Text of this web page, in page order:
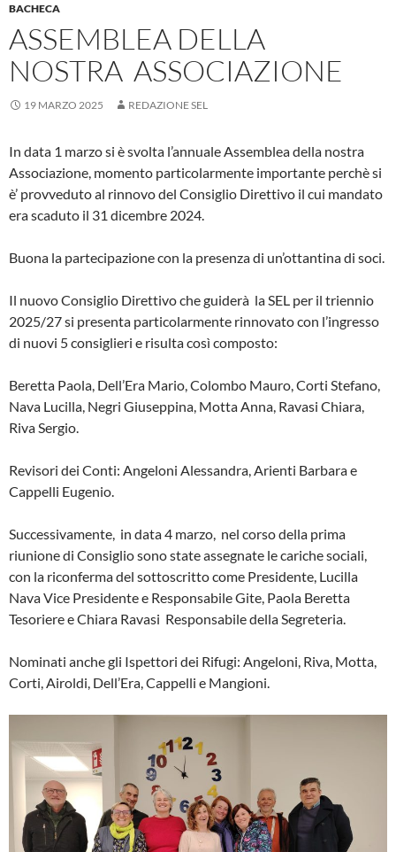
BACHECA
ASSEMBLEA DELLA
NOSTRA ASSOCIAZIONE
19 MARZO 2025 REDAZIONE SEL
In data 1 marzo si è svolta l’annuale Assemblea della nostra
Associazione, momento particolarmente importante perchè si
è’ provveduto al rinnovo del Consiglio Direttivo il cui mandato
era scaduto il 31 dicembre 2024.
Buona la partecipazione con la presenza di un’ottantina di soci.
Il nuovo Consiglio Direttivo che guiderà la SEL per il triennio
2025/27 si presenta particolarmente rinnovato con l’ingresso
di nuovi 5 consiglieri e risulta così composto:
Beretta Paola, Dell’Era Mario, Colombo Mauro, Corti Stefano,
Nava Lucilla, Negri Giuseppina, Motta Anna, Ravasi Chiara,
Riva Sergio.
Revisori dei Conti: Angeloni Alessandra, Arienti Barbara e
Cappelli Eugenio.
Successivamente, in data 4 marzo, nel corso della prima
riunione di Consiglio sono state assegnate le cariche sociali,
con la riconferma del sottoscritto come Presidente, Lucilla
Nava Vice Presidente e Responsabile Gite, Paola Beretta
Tesoriere e Chiara Ravasi Responsabile della Segreteria.
Nominati anche gli Ispettori dei Rifugi: Angeloni, Riva, Motta,
Corti, Airoldi, Dell’Era, Cappelli e Mangioni.